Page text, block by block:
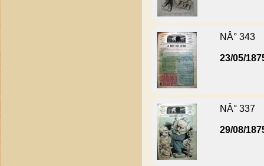
NÂ° 343
23/05/
NÂ° 337
29/08/